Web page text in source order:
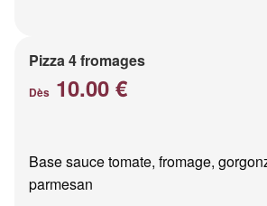
Pizza 4 fromages
Dès 10.00 €
Base sauce tomate, fromage,
parmesan